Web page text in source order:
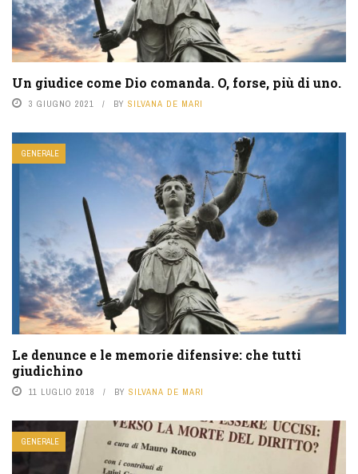
Un giudice come Dio comanda. O, forse, più di uno.
3 GIUGNO 2021 BY SILVANA DE MARI
GENERALE
Le denunce e le memorie difensive: che tutti
giudichino
11 LUGLIO 2018 BY SILVANA DE MARI
GENERALE